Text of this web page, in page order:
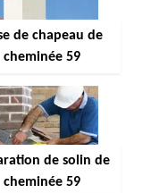
de chapeau de
cheminée 59
de solin de
cheminée 59